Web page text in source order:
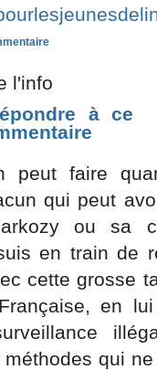
l'info
peut faire
qui peut
ou sa
en train de
cette grosse
en
qui